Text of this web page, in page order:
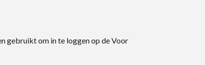
gebruikt om in te loggen op de Voor